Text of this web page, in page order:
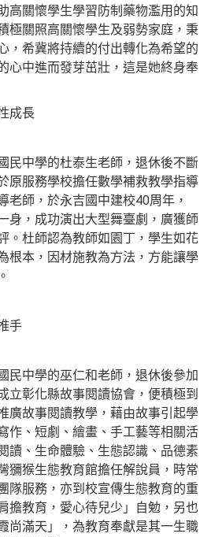
高關懷學生學習防制藥物濫用的知
極關照高關懷學生及弱勢家庭，秉
，希冀將持續的付出轉化為希望的
心中進而發芽茁壯，這是她終身奉
成長
民中學的杜泰生老師，退休後不斷
原服務學校擔任數學補救教學指導
老師，於永吉國中建校40周年，
身，成功演出大型舞臺劇，廣獲師
。杜師認為教師如園丁，學生如花
根本，因材施教為方法，方能讓學
手
民中學的巫仁和老師，退休後參加
立彰化縣故事閱讀協會，便積極到
廣故事閱讀教學，藉由故事引起學
作、短劇、繪畫、手工藝等相關活
讀、生命體驗、生態認識、品德素
獼猴生態教育館擔任解說員，時常
隊服務，亦到校宣傳生態教育的重
擔教育，愛心待兒少」自勉，另也
尚滿天」，為教育奉獻是其一生職